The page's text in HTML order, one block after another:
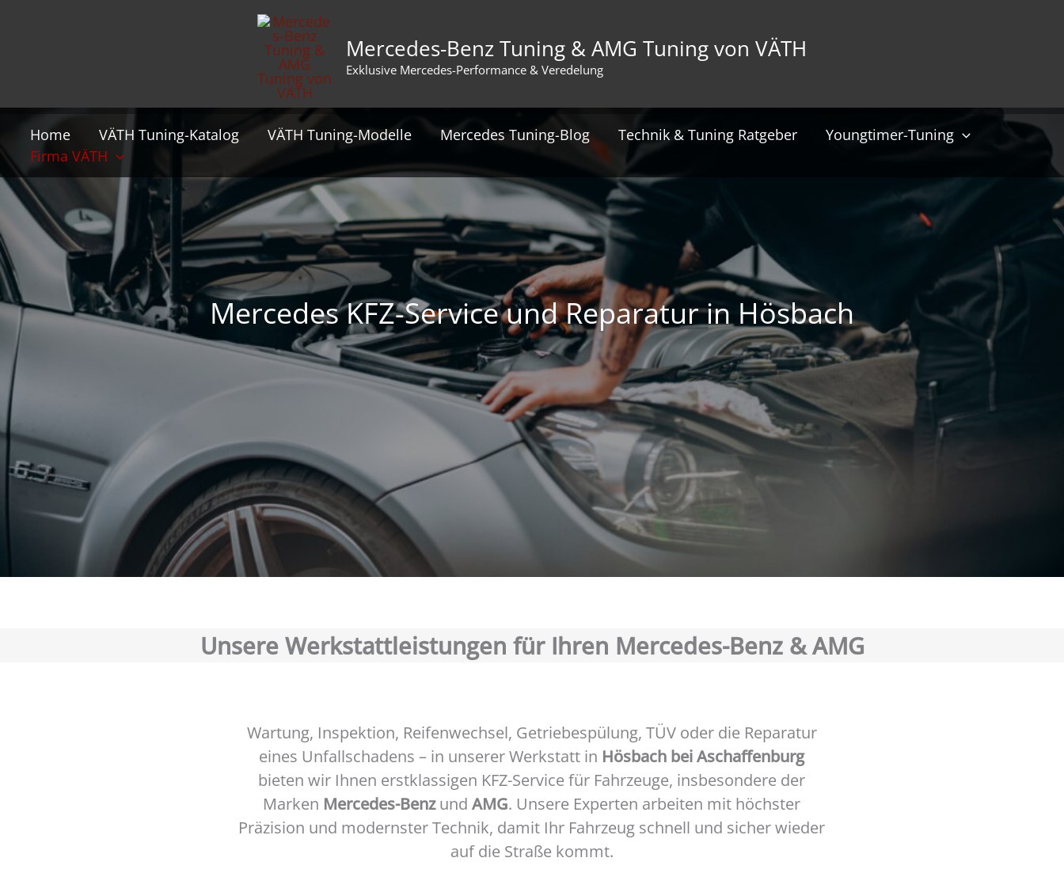
Mercedes-Benz Tuning & AMG Tuning von VÄTH
Exklusive Mercedes-Performance & Veredelung
Home VÄTH Tuning-Katalog VÄTH Tuning-Modelle Mercedes Tuning-Blog Technik & Tuning Ratgeber
Youngtimer-Tuning
Firma VÄTH
Mercedes KFZ-Service und Reparatur in Hösbach
Unsere Werkstattleistungen für Ihren Mercedes-Benz & AMG
Wartung, Inspektion, Reifenwechsel, Getriebespülung, TÜV oder die Reparatur
eines Unfallschadens – in unserer Werkstatt in Hösbach bei Aschaffenburg
bieten wir Ihnen erstklassigen KFZ-Service für Fahrzeuge, insbesondere der
Marken Mercedes-BenzundAMG. Unsere Experten arbeiten mit höchster
Präzision und modernster Technik, damit Ihr Fahrzeug schnell und sicher wieder
auf die Straße kommt.